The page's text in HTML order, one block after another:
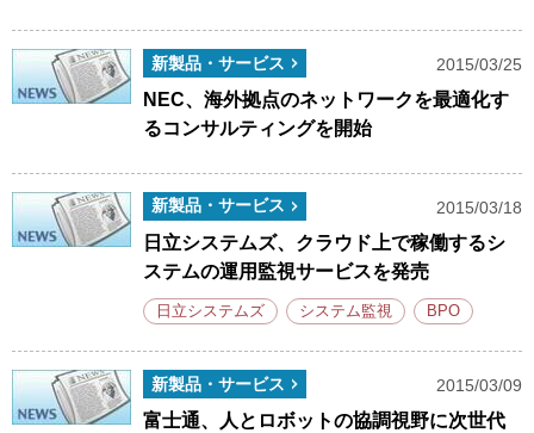
新製品・サービス 2015/03/25
NEC、海外拠点のネットワークを最適化す
るコンサルティングを開始
新製品・サービス 2015/03/18
日立システムズ、クラウド上で稼働するシ
ステムの運用監視サービスを発売
日立システムズ システム監視 BPO
新製品・サービス 2015/03/09
富士通、人とロボットの協調視野に次世代